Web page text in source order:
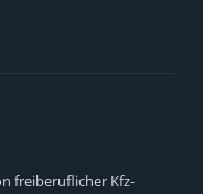
freiberuflicher Kfz-